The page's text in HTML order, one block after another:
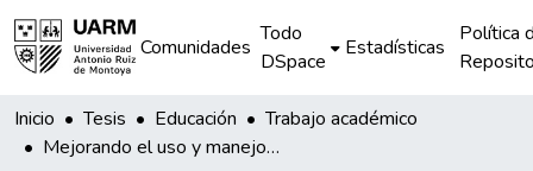
Comunidades
Todo
DSpace
Estadísticas
Política
Inicio Tesis Educación
Trabajo académico
Mejorando el uso y manejo de estrategias didácticas en el área de comunicación para el logro de aprendizajes del 5° grado de la IE N° 51025 La Integrada de Izcuchaca - Anta